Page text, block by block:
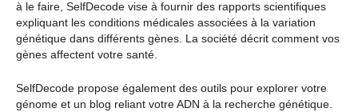
à le faire, SelfDecode vise à fournir des rapports scientifiques
expliquant les conditions médicales associées à la variation
génétique dans différents gènes. La société décrit comment vos
gènes affectent votre santé.
SelfDecode propose également des outils pour explorer votre
génome et un blog reliant votre ADN à la recherche génétique.